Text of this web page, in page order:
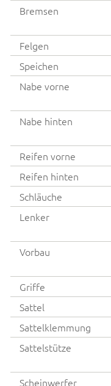
Bremsen
Felgen
Speichen
Nabe vorne
Nabe hinten
Reifen vorne
Reifen hinten
Schläuche
Lenker
Vorbau
Griffe
Sattel
Sattelklemmung
Sattelstütze
Scheinwerfer